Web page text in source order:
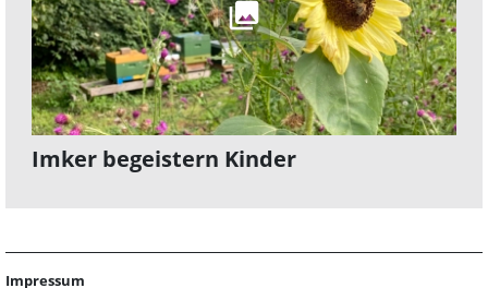
Imker begeistern Kinder
Impressum